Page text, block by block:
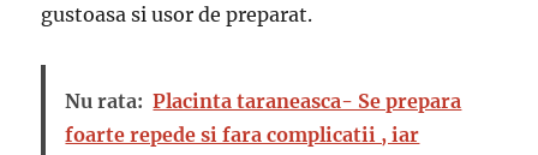
gustoasa si usor de preparat.
Nu rata: Placinta taraneasca- Se prepara
foarte repede si fara complicatii , iar